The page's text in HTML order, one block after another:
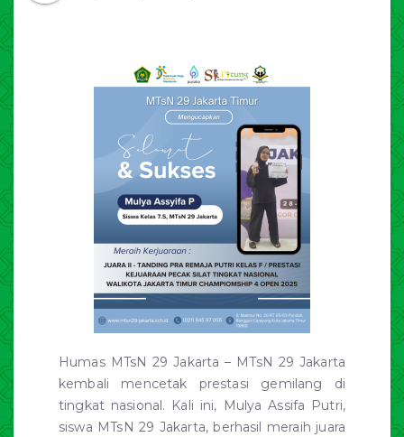
Humas MTsN 29 Jakarta – MTsN 29 Jakarta
kembali mencetak prestasi gemilang di
tingkat nasional. Kali ini, Mulya Assifa Putri,
siswa MTsN 29 Jakarta, berhasil meraih juara